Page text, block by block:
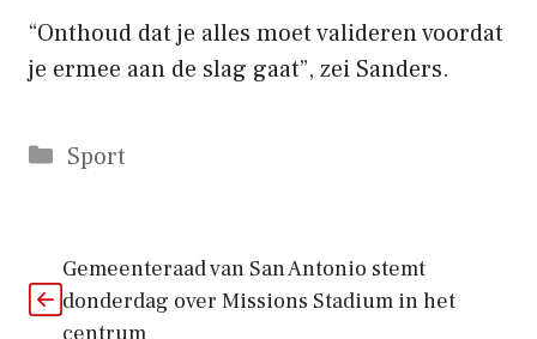
“Onthoud dat je alles moet valideren voordat
je ermee aan de slag gaat”, zei Sanders.
Categorieën
Sport
Gemeenteraad van San Antonio stemt
donderdag over Missions Stadium in het
centrum